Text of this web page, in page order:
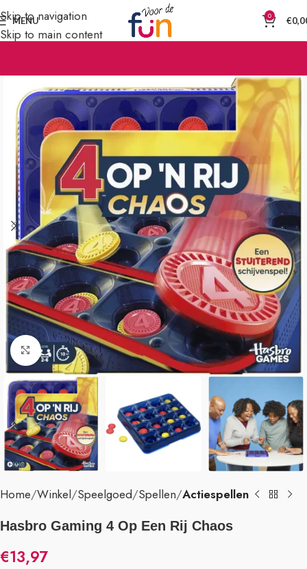
Skip to navigation
Skip to main content
MENU 0 €
Klik om te vergroten
Home Winkel Speelgoed Spellen Actiespellen
Hasbro Gaming 4 Op Een Rij Chaos
€13,97